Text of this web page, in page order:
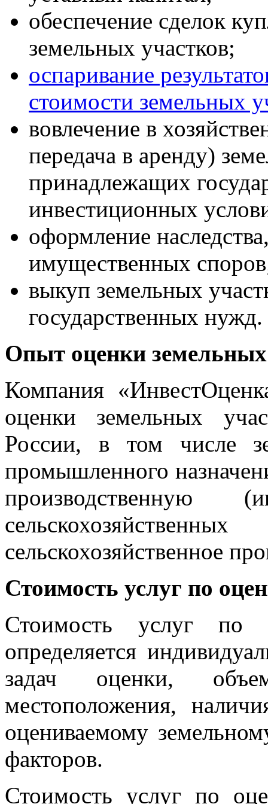
обеспечение сделок
земельных участков;
оспаривание
стоимости земельных
вовлечение в
передача в аренду)
принадлежащих
инвестиционных
оформление
имущественных
выкуп земельных
государственных нужд.
Опыт оценки земельных
Компания
оценки земельных
России, в том числе
промышленного
производственную
сельскохозяйственное
Стоимость услуг по
Стоимость услуг по
определяется
задач оценки,
местоположения,
оцениваемому
факторов.
Стоимость услуг по